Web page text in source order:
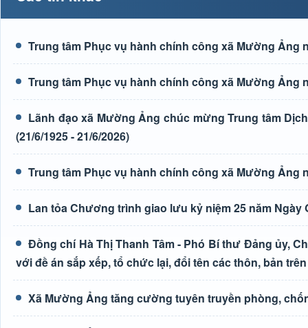
Trung tâm Phục vụ hành chính công xã Mường Ảng
Trung tâm Phục vụ hành chính công xã Mường Ảng
Lãnh đạo xã Mường Ảng chúc mừng Trung tâm
(21/6/1925 - 21/6/2026)
Trung tâm Phục vụ hành chính công xã Mường Ảng
Lan tỏa Chương trình giao lưu kỷ niệm 25 năm Ngày
Đồng chí Hà Thị Thanh Tâm - Phó Bí thư Đảng ủy,
với đề án sắp xếp, tổ chức lại, đổi tên các thôn, bản
Xã Mường Ảng tăng cường tuyên truyền phòng,